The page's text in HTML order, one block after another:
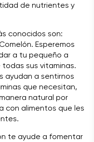
de nutrientes y
conocidos son:
Esperemos
a tu pequeño a
sus vitaminas.
ayudan a sentirnos
que necesitan,
natural por
con alimentos que les
te ayude a fomentar